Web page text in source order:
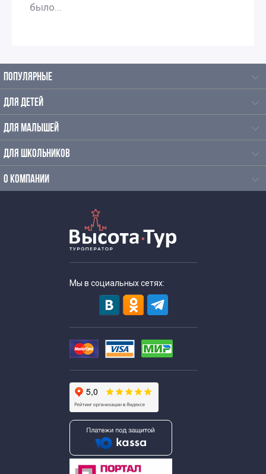
было...
ПОПУЛЯРНЫЕ
ДЛЯ ДЕТЕЙ
ДЛЯ МАЛЫШЕЙ
ДЛЯ ШКОЛЬНИКОВ
О КОМПАНИИ
Мы в социальных сетях: